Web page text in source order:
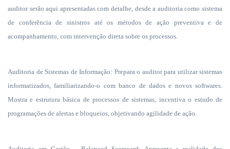
auditor serão aqui apresentadas com detalhe, desde a auditoria como sistema
de conferência de sinistros até os métodos de ação preventiva e de
acompanhamento, com intervenção direta sobre os processos.
Auditoria de Sistemas de Informação: Prepara o auditor para utilizar sistemas
informatizados, familiarizando-o com banco de dados e novos softwares.
Mostra e estrutura básica de processos de sistemas, incentiva o estudo de
programações de alertas e bloqueios, objetivando agilidade de ação.